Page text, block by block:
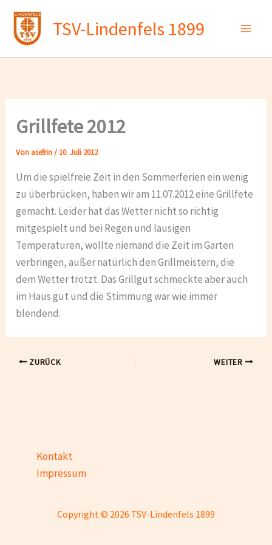
Zum
Inhalt
springen
TSV-Lindenfels 1899
Grillfete 2012
Von asefrin/ 10. Juli 2012
Um die spielfreie Zeit in den Sommerferien ein wenig
zu überbrücken, haben wir am 11.07.2012 eine Grillfete
gemacht. Leider hat das Wetter nicht so richtig
mitgespielt und bei Regen und lausigen
Temperaturen, wollte niemand die Zeit im Garten
verbringen, außer natürlich den Grillmeistern, die
dem Wetter trotzt. Das Grillgut schmeckte aber auch
im Haus gut und die Stimmung war wie immer
blendend.
ZURÜCK WEITER
Kontakt
Impressum
Copyright © 2026 TSV-Lindenfels 1899